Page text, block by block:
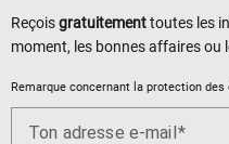
Reçoisgratuitementtoutes les
moment, les bonnes affaires ou
Remarque concernant la protection des
Ton adresse e-mail